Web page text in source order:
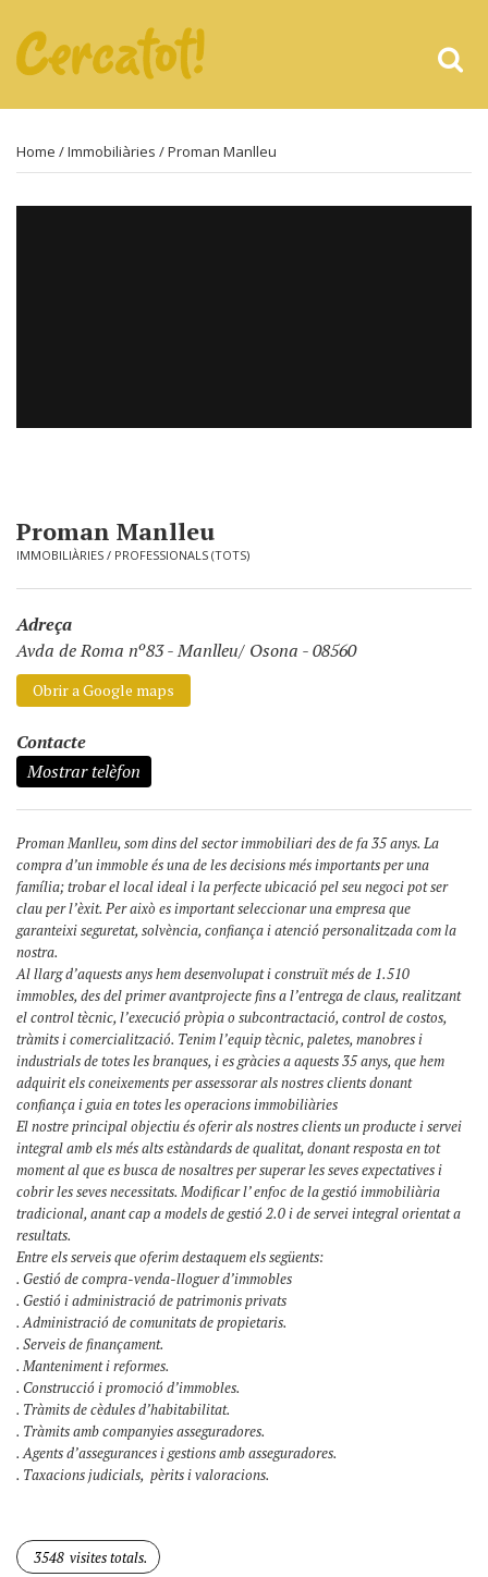
Home /Immobiliàries / Proman Manlleu
Proman Manlleu
IMMOBILIÀRIES / PROFESSIONALS (TOTS)
Adreça
Avda de Roma nº83-Manlleu/ Osona - 08560
Obrir a Google maps
Contacte
Mostrar telèfon
Proman Manlleu, som dins del sector immobiliari des de fa 35 anys. La
compra d’un immoble és una de les decisions més importants per una
família; trobar el local ideal i la perfecte ubicació pel seu negoci pot ser
clau per l’èxit. Per això es important seleccionar una empresa que
garanteixi seguretat, solvència, confiança i atenció personalitzada com la
nostra.
Al llarg d’aquests anys hem desenvolupat i construït més de 1.510
immobles, des del primer avantprojecte fins a l’entrega de claus, realitzant
el control tècnic, l’execució pròpia o subcontractació, control de costos,
tràmits i comercialització. Tenim l’equip tècnic, paletes, manobres i
industrials de totes les branques, i es gràcies a aquests 35 anys, que hem
adquirit els coneixements per assessorar als nostres clients donant
confiança i guia en totes les operacions immobiliàries
El nostre principal objectiu és oferir als nostres clients un producte i servei
integral amb els més alts estàndards de qualitat, donant resposta en tot
moment al que es busca de nosaltres per superar les seves expectatives i
cobrir les seves necessitats. Modificar l’ enfoc de la gestió immobiliària
tradicional, anant cap a models de gestió 2.0 i de servei integral orientat a
resultats.
Entre els serveis que oferim destaquem els següents:
. Gestió de compra-venda-lloguer d’immobles
. Gestió i administració de patrimonis privats
. Administració de comunitats de propietaris.
. Serveis de finançament.
. Manteniment i reformes.
. Construcció i promoció d’immobles.
. Tràmits de cèdules d’habitabilitat.
. Tràmits amb companyies asseguradores.
. Agents d’assegurances i gestions amb asseguradores.
. Taxacions judicials, pèrits i valoracions.
3548 visites totals.